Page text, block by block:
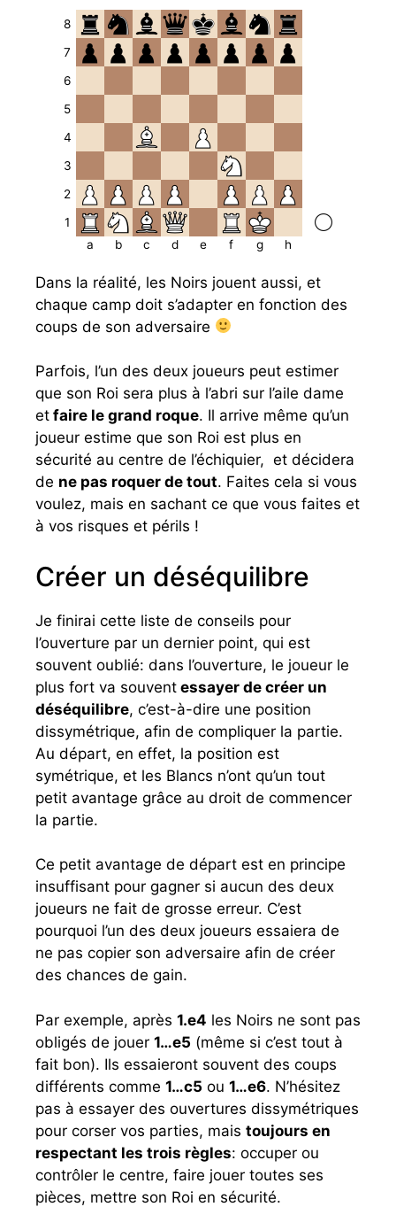
8
7
6
5
4
3
2
1
a
b c d e f g h
Dans la réalité, les Noirs jouent aussi, et
chaque camp doit s’adapter en fonction des
coups de son adversaire
Parfois, l’un des deux joueurs peut estimer
que son Roi sera plus à l’abri sur l’aile dame
et faire le grand roque. Il arrive même qu’un
joueur estime que son Roi est plus en
sécurité au centre de l’échiquier, et décidera
de ne pas roquer de tout. Faites cela si vous
voulez, mais en sachant ce que vous faites et
à vos risques et périls !
Créer un déséquilibre
Je finirai cette liste de conseils pour
l’ouverture par un dernier point, qui est
souvent oublié: dans l’ouverture, le joueur le
plus fort va souvent essayer de créer un
déséquilibre, c’est-à-dire une position
dissymétrique, afin de compliquer la partie.
Au départ, en effet, la position est
symétrique, et les Blancs n’ont qu’un tout
petit avantage grâce au droit de commencer
la partie.
Ce petit avantage de départ est en principe
insuffisant pour gagner si aucun des deux
joueurs ne fait de grosse erreur. C’est
pourquoi l’un des deux joueurs essaiera de
ne pas copier son adversaire afin de créer
des chances de gain.
Par exemple, après 1.e4 les Noirs ne sont pas
obligés de jouer 1…e5 (même si c’est tout à
fait bon). Ils essaieront souvent des coups
différents comme 1…c5 ou 1…e6. N’hésitez
pas à essayer des ouvertures dissymétriques
pour corser vos parties, mais toujours en
respectant les trois règles: occuper ou
contrôler le centre, faire jouer toutes ses
pièces, mettre son Roi en sécurité.